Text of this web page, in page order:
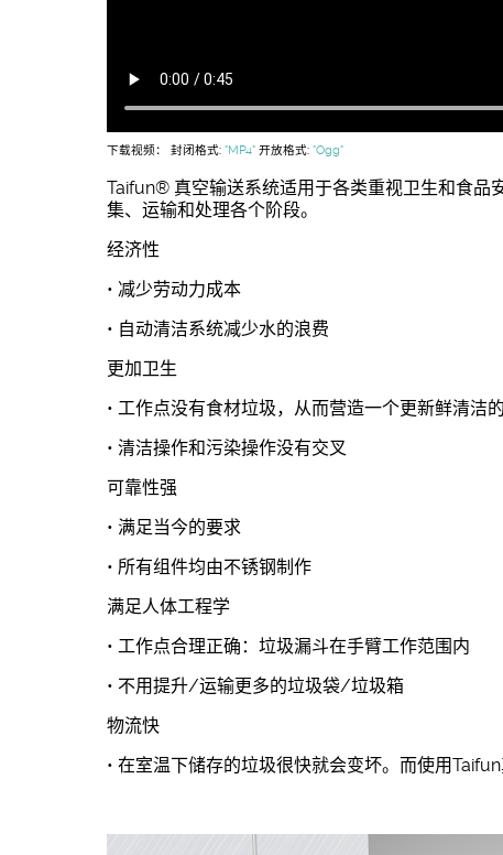
下载视频： 封闭格式: "MP4" 开放格式: "Ogg"
Taifun® 真空输送系统适用于各类重视卫生和食品
集、运输和处理各个阶段。
经济性
• 减少劳动力成本
• 自动清洁系统减少水的浪费
更加卫生
• 工作点没有食材垃圾，从而营造一个更新鲜清洁
• 清洁操作和污染操作没有交叉
可靠性强
• 满足当今的要求
• 所有组件均由不锈钢制作
满足人体工程学
• 工作点合理正确：垃圾漏斗在手臂工作范围内
• 不用提升/运输更多的垃圾袋/垃圾箱
物流快
• 在室温下储存的垃圾很快就会变坏。而使用